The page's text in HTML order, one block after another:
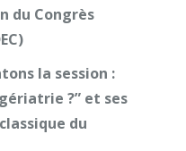
du Congrès
la session :
?” et ses
du